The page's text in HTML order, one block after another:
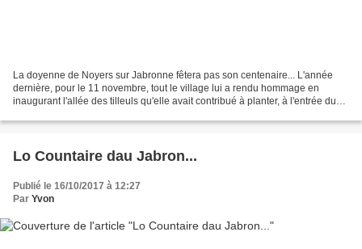
La doyenne de Noyers sur Jabronne fêtera pas son centenaire... L'année
dernière, pour le 11 novembre, tout le village lui a rendu hommage en
inaugurant l'allée des tilleuls qu'elle avait contribué à planter, à l'entrée du
Lo Countaire dau Jabron...
Publié le 16/10/2017 à 12:27
Par Yvon